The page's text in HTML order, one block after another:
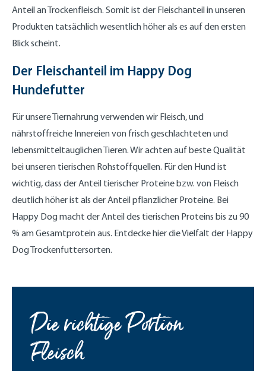
Anteil an Trockenfleisch. Somit ist der Fleischanteil in unseren
Produkten tatsächlich wesentlich höher als es auf den ersten
Blick scheint.
Der Fleischanteil im Happy Dog
Hundefutter
Für unsere Tiernahrung verwenden wir Fleisch, und
nährstoffreiche Innereien von frisch geschlachteten und
lebensmitteltauglichen Tieren. Wir achten auf beste Qualität
bei unseren tierischen Rohstoffquellen. Für den Hund ist
wichtig, dass der Anteil tierischer Proteine bzw. von Fleisch
deutlich höher ist als der Anteil pflanzlicher Proteine. Bei
Happy Dog macht der Anteil des tierischen Proteins bis zu 90
% am Gesamtprotein aus. Entdecke hier die Vielfalt der Happy
Dog Trockenfuttersorten.
Die richtige Portion
Fleisch